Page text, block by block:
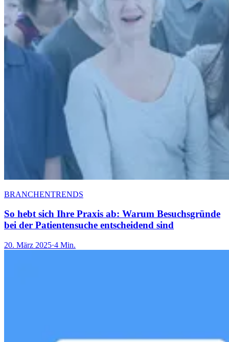
BRANCHENTRENDS
So hebt sich Ihre Praxis ab: Warum Besuchsgründe
bei der Patientensuche entscheidend sind
20. März 2025·4 Min.